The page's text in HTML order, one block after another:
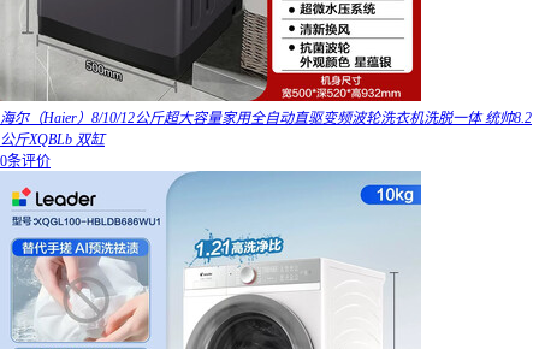
海尔（Haier）8/10/12公斤超大容量家用全自动直驱变频波轮洗衣机洗脱一体 统帅8.2
公斤XQBLb 双缸
0条评价